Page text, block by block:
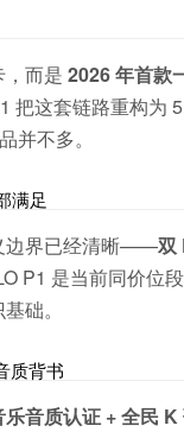
而是 2026 年首款
把这套链路重构为
并不多。
满足
边界已经清晰——双
P1 是当前同价
础。
质背书
乐音质认证 + 全民